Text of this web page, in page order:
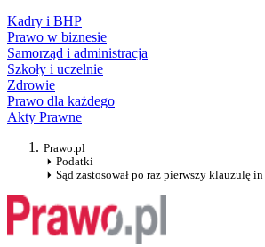
Kadry i BHP
Prawo w biznesie
Samorząd i administracja
Szkoły i uczelnie
Zdrowie
Prawo dla każdego
Akty Prawne
Prawo.pl
Podatki
Sąd zastosował po raz pierwszy klauzulę